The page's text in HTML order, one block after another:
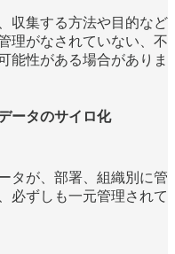
収集する方法や目的など
理がなされていない、不
能性がある場合がありま
ータのサイロ化
タが、部署、組織別に管
必ずしも一元管理されて